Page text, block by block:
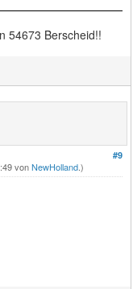
54673 Berscheid!!
#9
vonNewHolland.)